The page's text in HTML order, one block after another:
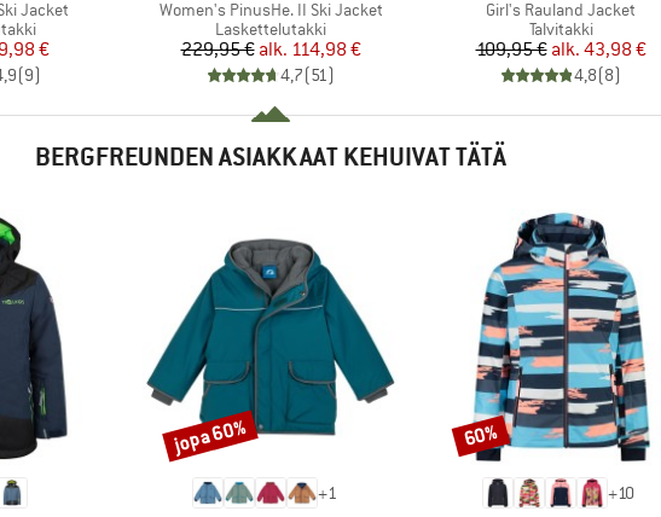
Jacket
hinta
€
(9)
Tuote
Women's PinusHe. II Ski Jacket
Tuoteryhmä
Laskettelutakki
Hinta
229,95 € Alennettu hinta
alk. 114,98 €
4,7(51)
Tuote
Girl's Rauland Jacket
Tuoteryhmä
Talvitakki
Hinta
109,95 € Alennettu
alk. 43,98 €
4,8(8)
BERGFREUNDEN ASIAKKAAT KEHUIVAT TÄTÄ
+1
Alennus
jopa 60%
+10
Alennus
60%